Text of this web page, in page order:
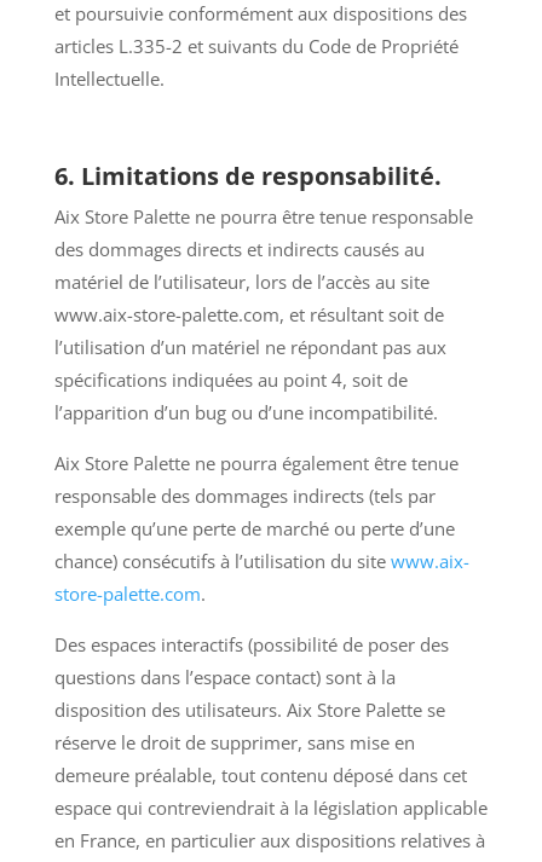
et poursuivie conformément aux dispositions des
articles L.335-2 et suivants du Code de Propriété
Intellectuelle.
6. Limitations de responsabilité.
Aix Store Palette ne pourra être tenue responsable
des dommages directs et indirects causés au
matériel de l’utilisateur, lors de l’accès au site
www.aix-store-palette.com, et résultant soit de
l’utilisation d’un matériel ne répondant pas aux
spécifications indiquées au point 4, soit de
l’apparition d’un bug ou d’une incompatibilité.
Aix Store Palette ne pourra également être tenue
responsable des dommages indirects (tels par
exemple qu’une perte de marché ou perte d’une
chance) consécutifs à l’utilisation du site www.aix-
store-palette.com.
Des espaces interactifs (possibilité de poser des
questions dans l’espace contact) sont à la
disposition des utilisateurs. Aix Store Palette se
réserve le droit de supprimer, sans mise en
demeure préalable, tout contenu déposé dans cet
espace qui contreviendrait à la législation applicable
en France, en particulier aux dispositions relatives à